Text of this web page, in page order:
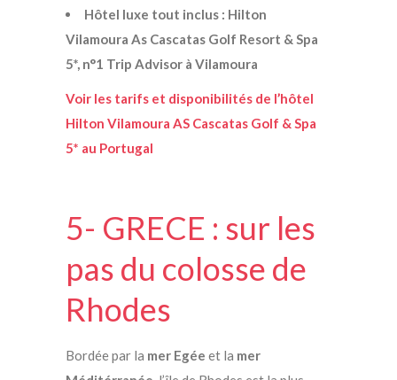
Hôtel luxe tout inclus : Hilton
Vilamoura As Cascatas Golf Resort & Spa
5*, n°1 Trip Advisor à Vilamoura
Voir les tarifs et disponibilités de l’hôtel
Hilton Vilamoura AS Cascatas Golf & Spa
5* au Portugal
5- GRECE : sur les
pas du colosse de
Rhodes
Bordée par la mer Egée et la mer